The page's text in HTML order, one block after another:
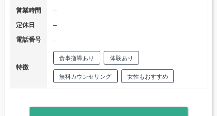
営業時間
–
定休日
–
電話番号
–
特徴
食事指導あり 体験あり
無料カウンセリング 女性もおすすめ